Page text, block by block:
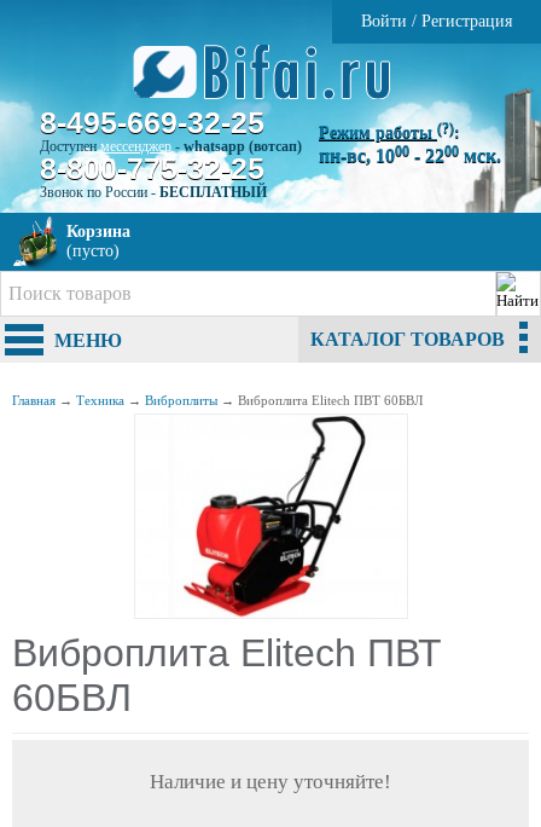
Войти / Регистрация
8-495-669-32-25
Доступенмессенджер-whatsapp (вотсап)
8-800-775-32-25
Звонок по России - БЕСПЛАТНЫЙ
Режим работы (?):
пн-вс, 1000 - 2200 мск.
Корзина
(пусто)
МЕНЮ КАТАЛОГ ТОВАРОВ
Главная → Техника → Виброплиты → Виброплита Elitech ПВТ 60БВЛ
Виброплита Elitech ПВТ
60БВЛ
Наличие и цену уточняйте!